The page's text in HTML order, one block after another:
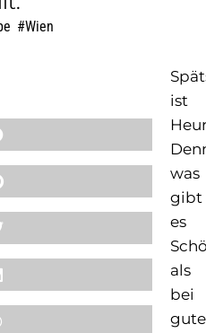
Wien
ist
was
gibt
es
als
bei